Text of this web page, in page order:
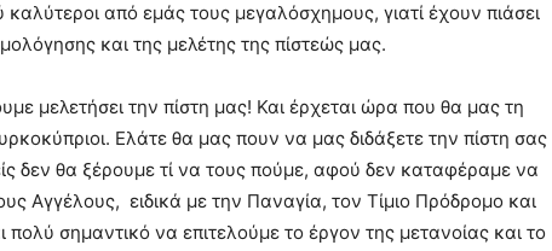
καλύτεροι από εμάς τους μεγαλόσχημους, γιατί έχουν πιάσει
και της μελέτης της πίστεώς μας.
μελετήσει την πίστη μας! Και έρχεται ώρα που θα μας τη
Ελάτε θα μας πουν να μας διδάξετε την πίστη σας
δεν θα ξέρουμε τί να τους πούμε, αφού δεν καταφέραμε να
Αγγέλους, ειδικά με την Παναγία, τον Τίμιο Πρόδρομο και
πολύ σημαντικό να επιτελούμε το έργον της μετανοίας και το